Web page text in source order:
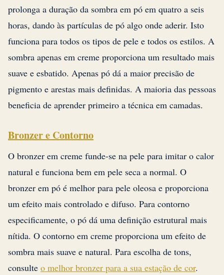
prolonga a duração da sombra em pó em quatro a seis
horas, dando às partículas de pó algo onde aderir. Isto
funciona para todos os tipos de pele e todos os estilos. A
sombra apenas em creme proporciona um resultado mais
suave e esbatido. Apenas pó dá a maior precisão de
pigmento e arestas mais definidas. A maioria das pessoas
beneficia de aprender primeiro a técnica em camadas.
Bronzer e Contorno
O bronzer em creme funde-se na pele para imitar o calor
natural e funciona bem em pele seca a normal. O
bronzer em pó é melhor para pele oleosa e proporciona
um efeito mais controlado e difuso. Para contorno
especificamente, o pó dá uma definição estrutural mais
nítida. O contorno em creme proporciona um efeito de
sombra mais suave e natural. Para escolha de tons,
consulte o melhor bronzer para a sua estação de cor.